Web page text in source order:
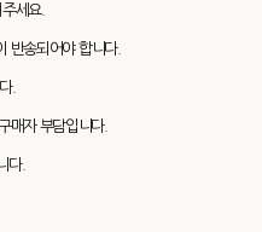
세요.
반송되어야 합니다.
.
매자 부담입니다.
다.